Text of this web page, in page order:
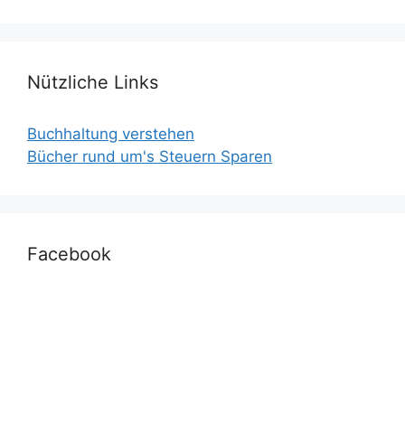
Nützliche Links
Buchhaltung verstehen
Bücher rund um's Steuern Sparen
Facebook